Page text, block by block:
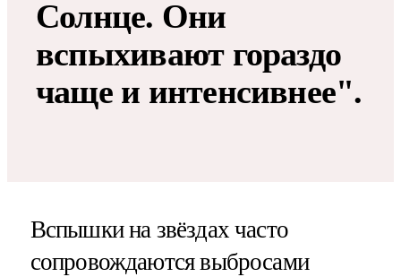
Солнце. Они
вспыхивают гораздо
чаще и интенсивнее".
Вспышки на звёздах часто
сопровождаются выбросами